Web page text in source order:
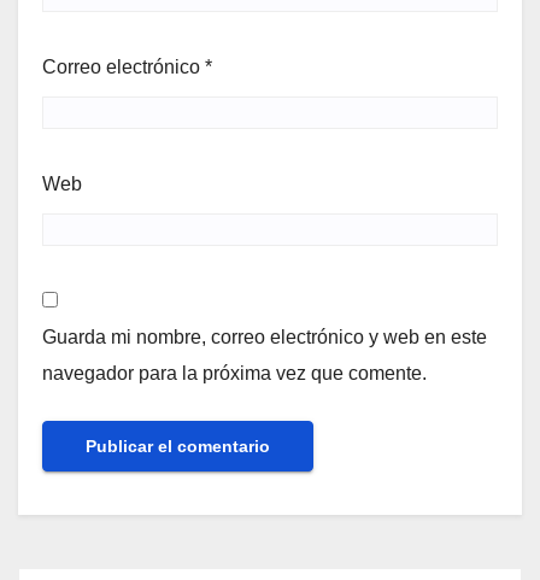
Correo electrónico *
Web
Guarda mi nombre, correo electrónico y web en este
navegador para la próxima vez que comente.